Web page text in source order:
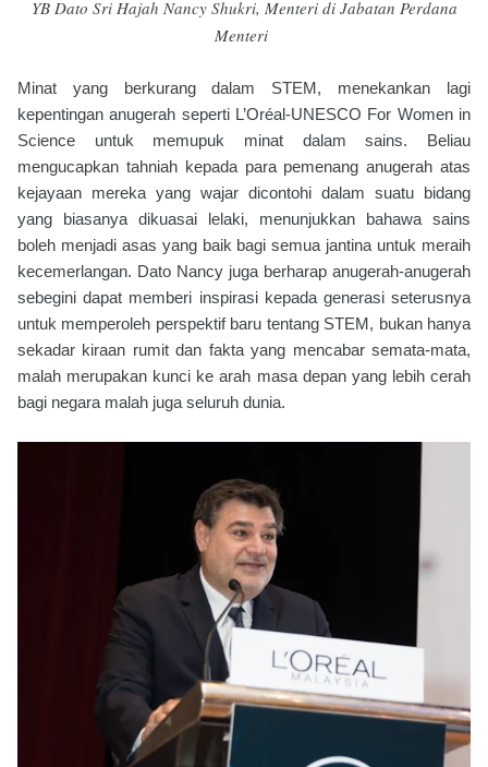
YB Dato Sri Hajah Nancy Shukri, Menteri di Jabatan Perdana
Menteri
Minat yang berkurang dalam STEM, menekankan lagi
kepentingan anugerah seperti L’Oréal-UNESCO For Women in
Science untuk memupuk minat dalam sains. Beliau
mengucapkan tahniah kepada para pemenang anugerah atas
kejayaan mereka yang wajar dicontohi dalam suatu bidang
yang biasanya dikuasai lelaki, menunjukkan bahawa sains
boleh menjadi asas yang baik bagi semua jantina untuk meraih
kecemerlangan. Dato Nancy juga berharap anugerah-anugerah
sebegini dapat memberi inspirasi kepada generasi seterusnya
untuk memperoleh perspektif baru tentang STEM, bukan hanya
sekadar kiraan rumit dan fakta yang mencabar semata-mata,
malah merupakan kunci ke arah masa depan yang lebih cerah
bagi negara malah juga seluruh dunia.